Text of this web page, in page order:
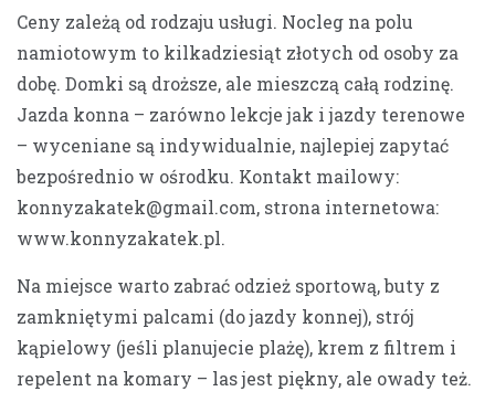
Ceny zależą od rodzaju usługi. Nocleg na polu
namiotowym to kilkadziesiąt złotych od osoby za
dobę. Domki są droższe, ale mieszczą całą rodzinę.
Jazda konna – zarówno lekcje jak i jazdy terenowe
– wyceniane są indywidualnie, najlepiej zapytać
bezpośrednio w ośrodku. Kontakt mailowy:
konnyzakatek@gmail.com, strona internetowa:
www.konnyzakatek.pl.
Na miejsce warto zabrać odzież sportową, buty z
zamkniętymi palcami (do jazdy konnej), strój
kąpielowy (jeśli planujecie plażę), krem z filtrem i
repelent na komary – las jest piękny, ale owady też.